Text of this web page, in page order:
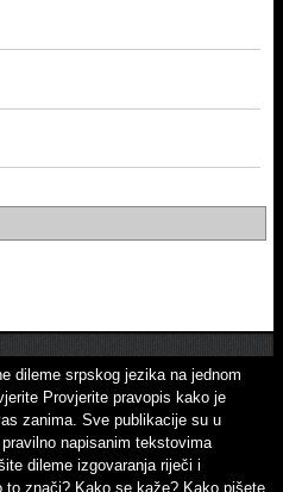
dileme srpskog jezika na jednom
Provjerite pravopis kako je
zanima. Sve publikacije su u
napisanim tekstovima
dileme izgovaranja riječi i
to znači? Kako se kaže? Kako pišete